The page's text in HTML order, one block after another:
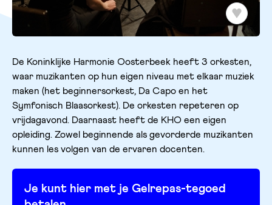
De Koninklijke Harmonie Oosterbeek heeft 3 orkesten,
waar muzikanten op hun eigen niveau met elkaar muziek
maken (het beginnersorkest, Da Capo en het
Symfonisch Blaasorkest). De orkesten repeteren op
vrijdagavond. Daarnaast heeft de KHO een eigen
opleiding. Zowel beginnende als gevorderde muzikanten
kunnen les volgen van de ervaren docenten.
Je kunt hier met je Gelrepas-tegoed